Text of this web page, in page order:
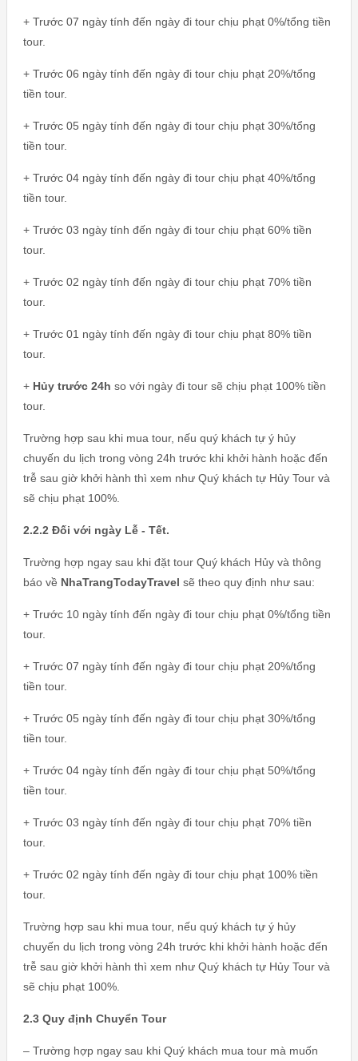
+ Trước 07 ngày tính đến ngày đi tour chịu phạt 0%/tổng tiền
tour.
+ Trước 06 ngày tính đến ngày đi tour chịu phạt 20%/tổng
tiền tour.
+ Trước 05 ngày tính đến ngày đi tour chịu phạt 30%/tổng
tiền tour.
+ Trước 04 ngày tính đến ngày đi tour chịu phạt 40%/tổng
tiền tour.
+ Trước 03 ngày tính đến ngày đi tour chịu phạt 60% tiền
tour.
+ Trước 02 ngày tính đến ngày đi tour chịu phạt 70% tiền
tour.
+ Trước 01 ngày tính đến ngày đi tour chịu phạt 80% tiền
tour.
+ Hủy trước 24h so với ngày đi tour sẽ chịu phạt 100% tiền
tour.
Trường hợp sau khi mua tour, nếu quý khách tự ý hủy
chuyến du lịch trong vòng 24h trước khi khởi hành hoặc đến
trễ sau giờ khởi hành thì xem như Quý khách tự Hủy Tour và
sẽ chịu phạt 100%.
2.2.2 Đối với ngày Lễ - Tết.
Trường hợp ngay sau khi đặt tour Quý khách Hủy và thông
báo về NhaTrangTodayTravel sẽ theo quy định như sau:
+ Trước 10 ngày tính đến ngày đi tour chịu phạt 0%/tổng tiền
tour.
+ Trước 07 ngày tính đến ngày đi tour chịu phạt 20%/tổng
tiền tour.
+ Trước 05 ngày tính đến ngày đi tour chịu phạt 30%/tổng
tiền tour.
+ Trước 04 ngày tính đến ngày đi tour chịu phạt 50%/tổng
tiền tour.
+ Trước 03 ngày tính đến ngày đi tour chịu phạt 70% tiền
tour.
+ Trước 02 ngày tính đến ngày đi tour chịu phạt 100% tiền
tour.
Trường hợp sau khi mua tour, nếu quý khách tự ý hủy
chuyến du lịch trong vòng 24h trước khi khởi hành hoặc đến
trễ sau giờ khởi hành thì xem như Quý khách tự Hủy Tour và
sẽ chịu phạt 100%.
2.3 Quy định Chuyển Tour
– Trường hợp ngay sau khi Quý khách mua tour mà muốn